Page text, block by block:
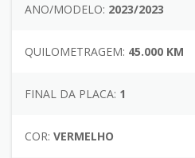
ANO/MODELO: 2023/2023
QUILOMETRAGEM: 45.000 KM
FINAL DA PLACA: 1
COR: VERMELHO